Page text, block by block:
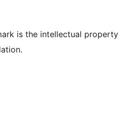
is the intellectual property